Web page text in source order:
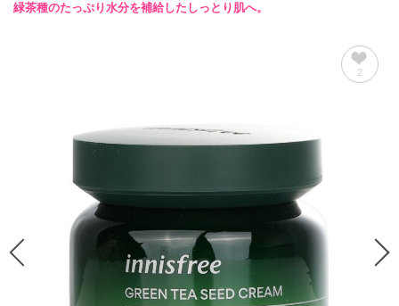
緑茶種のたっぷり水分を補給したしっとり肌へ。
2